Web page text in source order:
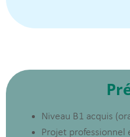
Niveau B1 acquis
Projet professionnel